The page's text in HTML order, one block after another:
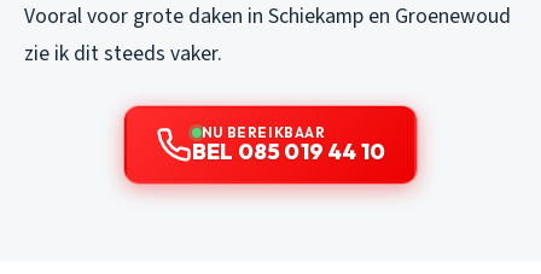
Vooral voor grote daken in Schiekamp en Groenewoud
zie ik dit steeds vaker.
NU BEREIKBAAR
BEL 085 019 44 10